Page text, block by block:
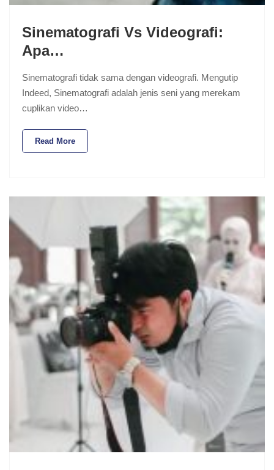
Sinematografi Vs Videografi:
Apa…
Sinematografi tidak sama dengan videografi. Mengutip
Indeed, Sinematografi adalah jenis seni yang merekam
cuplikan video…
Read More